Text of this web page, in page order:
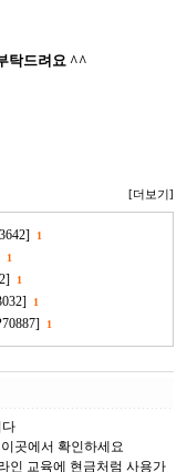
탁드려요 ^^
[더보기]
1
1
1
1
1
다
곳에서 확인하세요
인 교육에 현금처럼 사용가